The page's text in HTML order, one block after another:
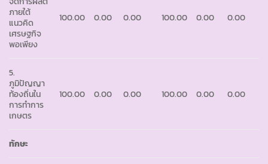
ภายใต้
แนวคิด
เศรษฐกิจ
พอเพียง
100.00 0.00 0.00 100.00 0.00 0.00
5.
ภูมิปัญญา
ท้องถิ่นใน
การทำการ
เกษตร
100.00 0.00 0.00 100.00 0.00 0.00
ทักษะ